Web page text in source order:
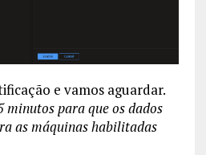
e vamos aguardar.
minutos para que os dados
as máquinas habilitadas